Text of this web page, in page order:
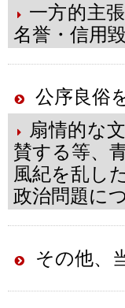
一方的主
名誉・信用
公序良俗
扇情的な
賛する等、
風紀を乱し
政治問題に
その他、